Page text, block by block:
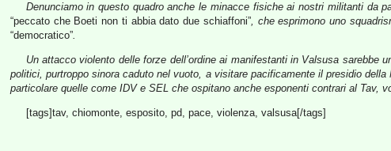
Denunciamo in questo quadro anche le minacce fisiche ai nostri militanti da
“peccato che Boeti non ti abbia dato due schiaffoni”, che esprimono uno
“democratico”.
Un attacco violento delle forze dell’ordine ai manifestanti in Valsusa
politici, purtroppo sinora caduto nel vuoto, a visitare pacificamente il presidio
particolare quelle come IDV e SEL che ospitano anche esponenti contrari al Tav,
[tags]tav, chiomonte, esposito, pd, pace, violenza, valsusa[/tags]